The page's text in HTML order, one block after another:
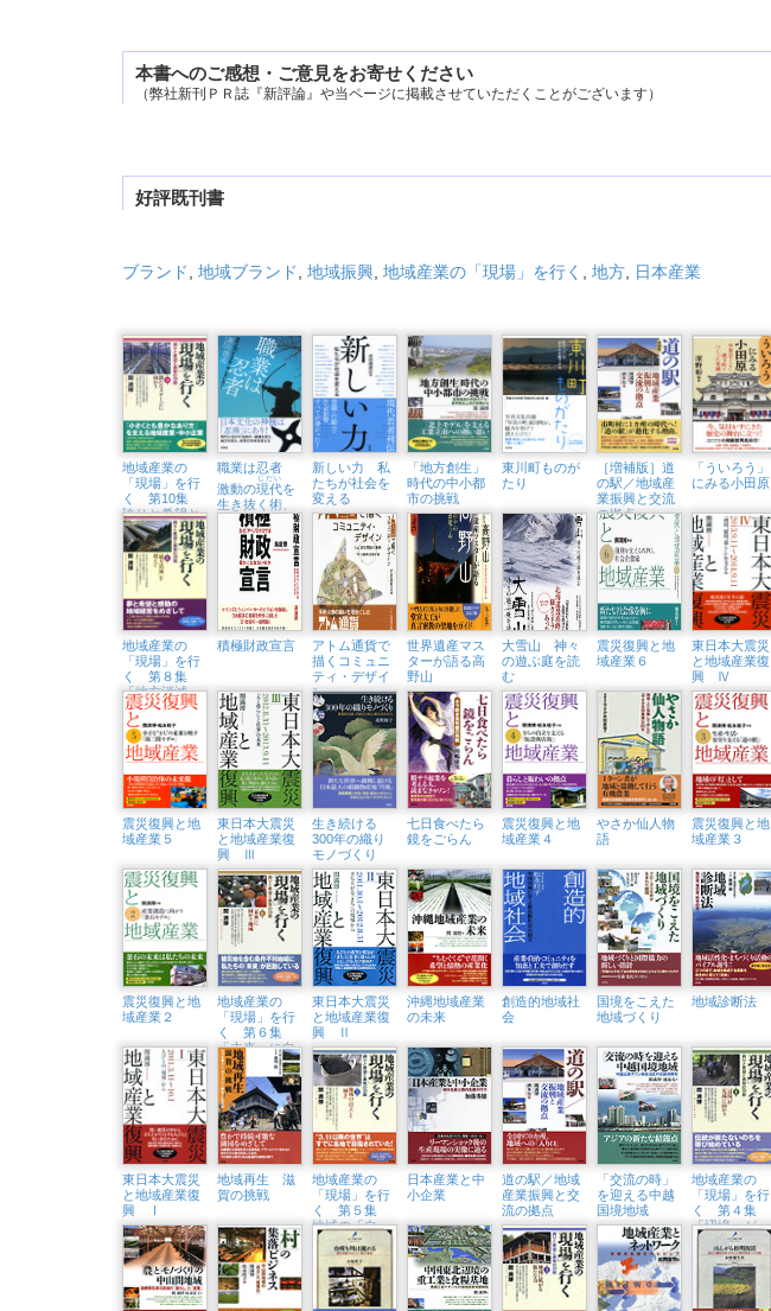
本書へのご感想・ご意見をお寄せください
（弊社新刊ＰＲ誌『新評論』や当ページに掲載させていただくことがございます）
好評既刊書
ブランド 地域ブランド 地域振興 地域産業の「現場」を行く 地方 日本産業
地域産業の
「現場」を行
く 第10集
誇りと希望と
勇気の30話
新たなステー
ジに向かう
職業は忍者
激動の現代
じだい
を
生き抜く術、
日本
ここ
にあり！
新しい力 私
たちが社会を
変える
「地方創生」
時代の中小都
市の挑戦
東川町ものが
たり
［増補版］道
の駅／地域産
業振興と交流
の拠点
「ういろう」
にみる小田原
地域産業の
「現場」を行
く 第８集
「地方消滅」
を超えて
積極財政宣言
アトム通貨で
描くコミュニ
ティ・デザイ
ン
世界遺産マス
ターが語る高
野山
大雪山 神々
の遊ぶ庭を読
む
震災復興と地
域産業６
東日本大震災
と地域産業復
興 Ⅳ
震災復興と地
域産業５
東日本大震災
と地域産業復
興 Ⅲ
生き続ける
300年の織り
モノづくり
七日食べたら
鏡をごらん
震災復興と地
域産業４
やさか仙人物
語
震災復興と地
域産業３
震災復興と地
域産業２
地域産業の
「現場」を行
く 第６集
「未来」に向
かう地域
東日本大震災
と地域産業復
興 Ⅱ
沖縄地域産業
の未来
創造的地域社
会
国境をこえた
地域づくり
地域診断法
東日本大震災
と地域産業復
興 Ⅰ
地域再生 滋
賀の挑戦
地域産業の
「現場」を行
く 第５集
地域の「自
立」と「輝
き」
日本産業と中
小企業
道の駅／地域
産業振興と交
流の拠点
「交流の時」
を迎える中越
国境地域
地域産業の
「現場」を行
く 第４集
「辺境」が
「先端」に向
かう